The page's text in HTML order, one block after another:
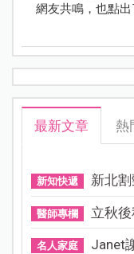
網友共鳴，也點
最新文章 熱
新知快遞 新北
醫師專欄 立秋
名人家庭 Janet